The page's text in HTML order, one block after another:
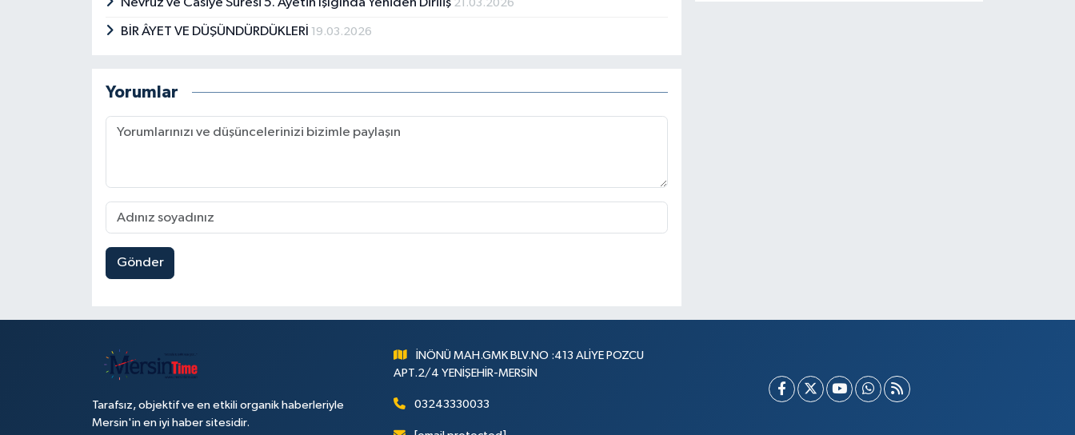
Nevruz ve Câsiye Suresi 5. Ayetin Işığında Yeniden Diriliş 21.03.2026
BİR ÂYET VE DÜŞÜNDÜRDÜKLERİ 19.03.2026
Yorumlar
Gönder
Tarafsız, objektif ve en etkili organik haberleriyle
Mersin'in en iyi haber sitesidir.
İNÖNÜ MAH.GMK BLV.NO :413 ALİYE POZCU
APT.2/4 YENİŞEHİR-MERSİN
03243330033